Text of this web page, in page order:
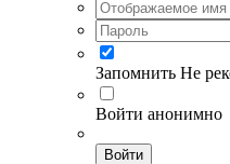
Запомнить Не
Войти анонимно
Войти